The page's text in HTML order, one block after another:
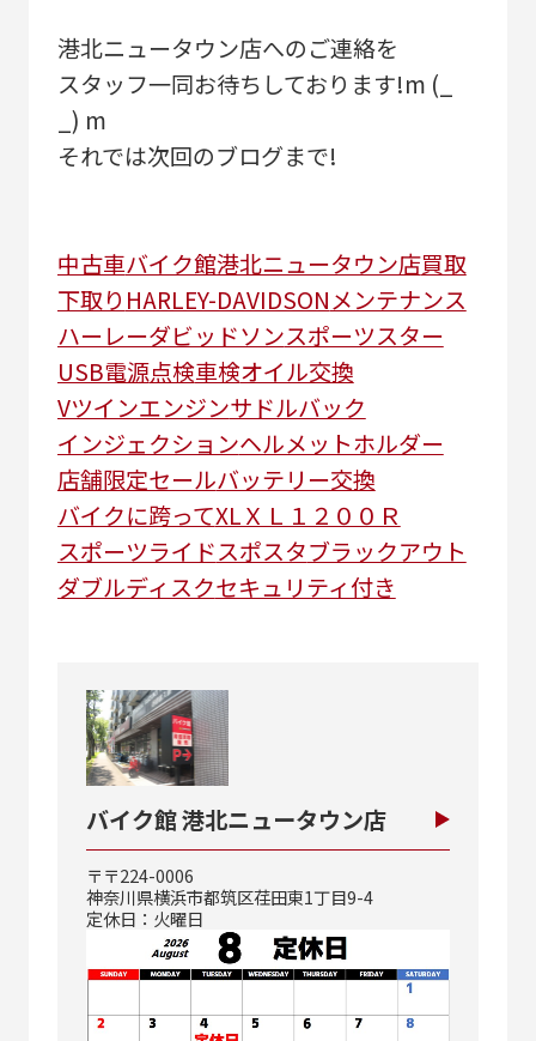
港北ニュータウン店へのご連絡を
スタッフ一同お待ちしております!m (_
_) m
それでは次回のブログまで!
中古車バイク館港北ニュータウン店買取
下取り HARLEY-DAVIDSONメンテナンス
ハーレーダビッドソンスポーツスター
USB電源点検車検オイル交換
Vツインエンジンサドルバック
インジェクションヘルメットホルダー
店舗限定セールバッテリー交換
バイクに跨ってXLＸＬ１２００Ｒ
スポーツライドスポスタブラックアウト
ダブルディスクセキュリティ付き
バイク館 港北ニュータウン店
〒〒224-0006
神奈川県横浜市都筑区荏田東1丁目9-4
定休日：火曜日